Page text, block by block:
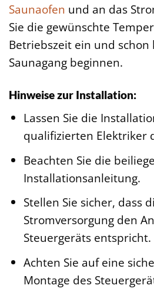
Saunaofen und an das
Sie die gewünschte
Betriebszeit ein und schon
Saunagang beginnen.
Hinweise zur Installation:
Lassen Sie die
qualifizierten Elektriker
Beachten Sie die
Installationsanleitung.
Stellen Sie sicher, dass
Stromversorgung den
Steuergeräts entspricht.
Achten Sie auf eine
Montage des